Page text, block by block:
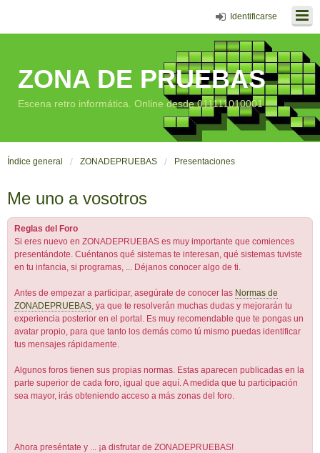
Identificarse
ZONA DE PRUEBAS
Escena retro informática. Online desde 011111010001
Índice general ZONADEPRUEBAS Presentaciones
Me uno a vosotros
Reglas del Foro
Si eres nuevo en ZONADEPRUEBAS es muy importante que comiences
presentándote. Cuéntanos qué sistemas te interesan, qué sistemas tuviste
en tu infancia, si programas, ... Déjanos conocer algo de ti.
Antes de empezar a participar, asegúrate de conocer las Normas de
ZONADEPRUEBAS, ya que te resolverán muchas dudas y mejorarán tu
experiencia posterior en el portal. Es muy recomendable que te pongas un
avatar propio, para que tanto los demás como tú mismo puedas identificar
tus mensajes rápidamente.
Algunos foros tienen sus propias normas. Estas aparecen publicadas en la
parte superior de cada foro, igual que aquí. A medida que tu participación
sea mayor, irás obteniendo acceso a más zonas del foro.
Ahora preséntate y ... ¡a disfrutar de ZONADEPRUEBAS!